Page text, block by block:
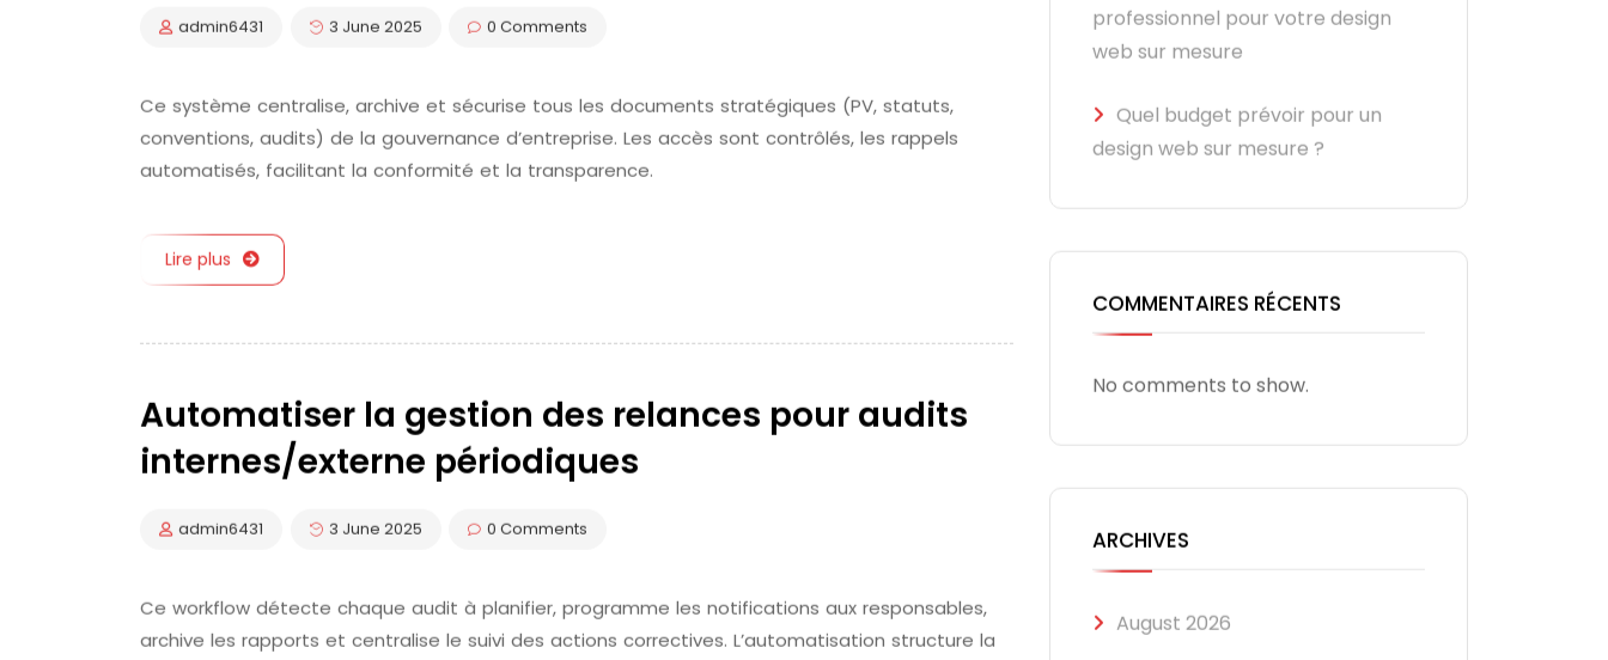
admin6431 3 June 2025 0 Comments
Ce système centralise, archive et sécurise tous les documents stratégiques (PV, statuts,
conventions, audits) de la gouvernance d’entreprise. Les accès sont contrôlés, les rappels
automatisés, facilitant la conformité et la transparence.
Lire plus
Automatiser la gestion des relances pour audits
internes/externe périodiques
admin6431 3 June 2025 0 Comments
Ce workflow détecte chaque audit à planifier, programme les notifications aux responsables,
archive les rapports et centralise le suivi des actions correctives. L’automatisation structure la
professionnel pour votre design
web sur mesure
Quel budget prévoir pour un
design web sur mesure ?
COMMENTAIRES RÉCENTS
No comments to show.
ARCHIVES
August 2026